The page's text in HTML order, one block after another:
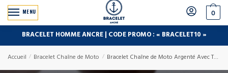
MENU 0
BRACELET HOMME ANCRE | CODE PROMO : « BRACELET10 »
Accueil / Bracelet Chaîne de Moto / Bracelet Chaîne de Moto Argenté Avec Tête de Mort en Acier Inoxydable Karsyn